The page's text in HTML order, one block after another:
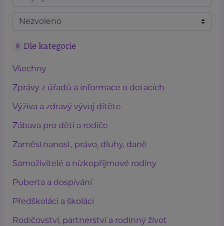
Dle kategorie
Všechny
Zprávy z úřadů a informace o dotacích
Výživa a zdravý vývoj dítěte
Zábava pro děti a rodiče
Zaměstnanost, právo, dluhy, daně
Samoživitelé a nízkopříjmové rodiny
Puberta a dospívání
Předškoláci a školáci
Rodičovství, partnerství a rodinný život